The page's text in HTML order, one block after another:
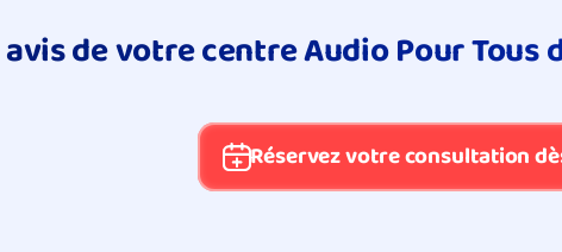
avis de votre centre Audio Pour
Réservez votre consultation